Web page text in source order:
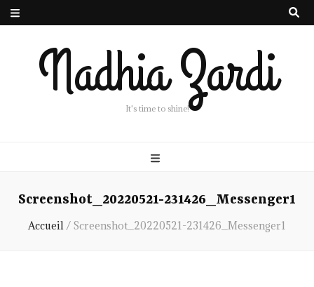
Nadhia Zardi
It's time to shine!
Screenshot_20220521-231426_Messenger1
Accueil / Screenshot_20220521-231426_Messenger1